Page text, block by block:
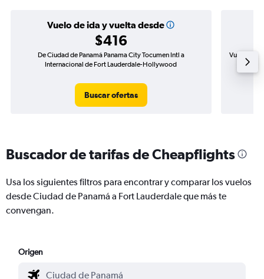
Vuelo de ida y vuelta desde
$416
De Ciudad de Panamá Panama City Tocumen Intl a
Internacional de Fort Lauderdale-Hollywood
Buscar ofertas
Vuelo de
Buscador de tarifas de Cheapflights
Usa los siguientes filtros para encontrar y comparar los vuelos
desde Ciudad de Panamá a Fort Lauderdale que más te
convengan.
Origen